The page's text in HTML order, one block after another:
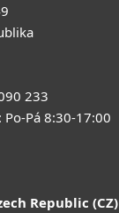
233
Pá 8:30-17:00
Republic (CZ)